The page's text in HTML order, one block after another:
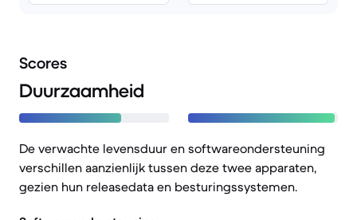
Scores
Duurzaamheid
De verwachte levensduur en softwareondersteuning
verschillen aanzienlijk tussen deze twee apparaten,
gezien hun releasedata en besturingssystemen.